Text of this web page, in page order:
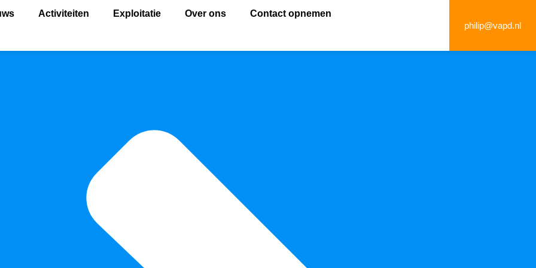
Activiteiten Exploitatie Over ons
Contact opnemen
philip@vapd.nl